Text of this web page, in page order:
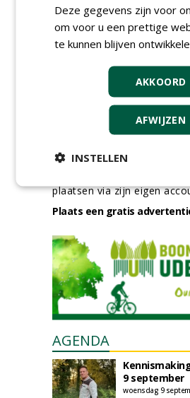
meer Groene
GREEN OUTLET
plaatsen via zijn eigen
Plaats een gratis
AGENDA
9 september
woensdag 9
Deze gegevens zijn voor
om voor u een prettige
te kunnen blijven
AKKOORD
AFWIJZEN
INSTELLEN